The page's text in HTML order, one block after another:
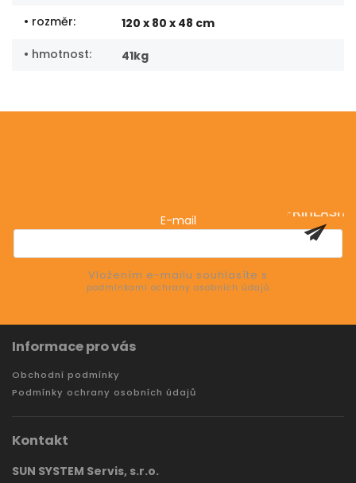
• rozměr:
120 x 80 x 48 cm
• hmotnost: 41kg
E-mail
Vložením e-mailu souhlasíte s
podmínkami ochrany osobních údajů
PŘIHLÁSIT
Informace pro vás
Obchodní podmínky
Podmínky ochrany osobních údajů
Kontakt
SUN SYSTEM Servis, s.r.o.